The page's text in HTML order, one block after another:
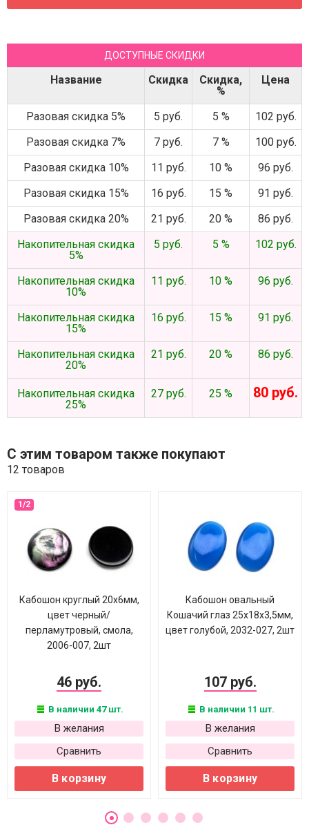
ДОСТУПНЫЕ СКИДКИ
Название Скидка
Скидка,
%
Цена
Разовая скидка 5% 5 руб. 5 %
102 руб.
Разовая скидка 7%
7 руб. 7 %
100 руб.
Разовая скидка 10%
11 руб. 10 %
96 руб.
Разовая скидка 15%
16 руб. 15 %
91 руб.
Разовая скидка 20%
21 руб. 20 %
86 руб.
Накопительная скидка
5%
5 руб. 5 % 102 руб.
Накопительная скидка
10%
11 руб. 10 % 96 руб.
Накопительная скидка
15%
16 руб. 15 % 91 руб.
Накопительная скидка
20%
21 руб. 20 % 86 руб.
Накопительная скидка
25%
27 руб. 25 % 80 руб.
С этим товаром также покупают
12 товаров
Кабошон круглый 20х6мм,
цвет черный/
перламутровый, смола,
2006-007, 2шт
46 руб.
В наличии 47 шт.
В желания
Сравнить
В корзину
Кабошон овальный
Кошачий глаз 25х18х3,5мм,
цвет голубой, 2032-027, 2шт
107 руб.
В наличии 11 шт.
В желания
Сравнить
В корзину